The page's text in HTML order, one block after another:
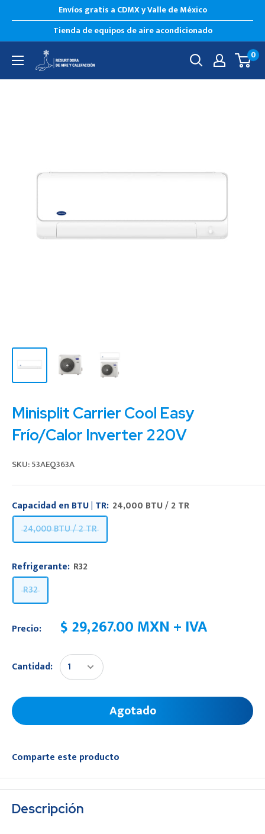
Envíos gratis a CDMX y Valle de México
Tienda de equipos de aire acondicionado
0
Minisplit Carrier Cool Easy
Frío/Calor Inverter 220V
SKU:53AEQ363A
Capacidad en BTU | TR: 24,000 BTU / 2 TR
24,000 BTU / 2 TR
Refrigerante: R32
R32
Precio: $ 29,267.00 MXN + IVA
Cantidad:
Agotado
Comparte este producto
Descripción